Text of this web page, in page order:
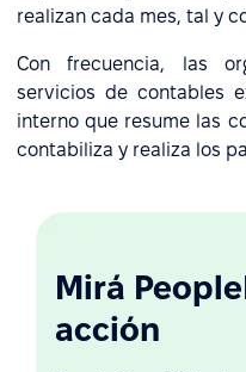
realizan cada mes, tal y
Con frecuencia, las
servicios de contables
interno que resume las
contabiliza y realiza los
Mirá
acción